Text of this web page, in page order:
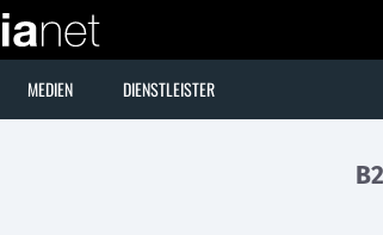
MEDIEN DIENSTLEISTER